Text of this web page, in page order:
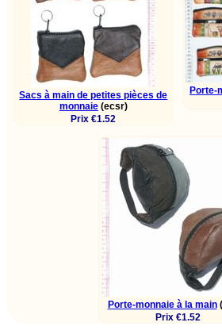
Sacs à main de petites pièces de
monnaie(ecsr)
Prix €1.52
Porte-
Porte-monnaie à la main
Prix €1.52